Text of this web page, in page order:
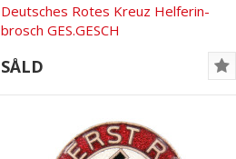
Deutsches Rotes Kreuz Helferin-
brosch GES.GESCH
SÅLD